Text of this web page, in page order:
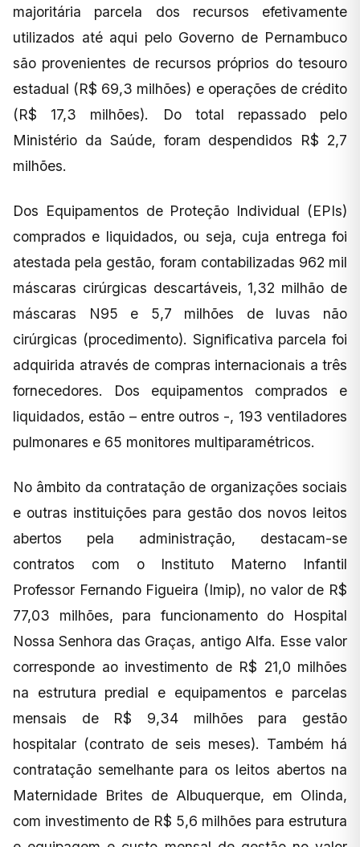
majoritária parcela dos recursos efetivamente
utilizados até aqui pelo Governo de Pernambuco
são provenientes de recursos próprios do tesouro
estadual (R$ 69,3 milhões) e operações de crédito
(R$ 17,3 milhões). Do total repassado pelo
Ministério da Saúde, foram despendidos R$ 2,7
milhões.
Dos Equipamentos de Proteção Individual (EPIs)
comprados e liquidados, ou seja, cuja entrega foi
atestada pela gestão, foram contabilizadas 962 mil
máscaras cirúrgicas descartáveis, 1,32 milhão de
máscaras N95 e 5,7 milhões de luvas não
cirúrgicas (procedimento). Significativa parcela foi
adquirida através de compras internacionais a três
fornecedores. Dos equipamentos comprados e
liquidados, estão – entre outros -, 193 ventiladores
pulmonares e 65 monitores multiparamétricos.
No âmbito da contratação de organizações sociais
e outras instituições para gestão dos novos leitos
abertos pela administração, destacam-se
contratos com o Instituto Materno Infantil
Professor Fernando Figueira (Imip), no valor de R$
77,03 milhões, para funcionamento do Hospital
Nossa Senhora das Graças, antigo Alfa. Esse valor
corresponde ao investimento de R$ 21,0 milhões
na estrutura predial e equipamentos e parcelas
mensais de R$ 9,34 milhões para gestão
hospitalar (contrato de seis meses). Também há
contratação semelhante para os leitos abertos na
Maternidade Brites de Albuquerque, em Olinda,
com investimento de R$ 5,6 milhões para estrutura